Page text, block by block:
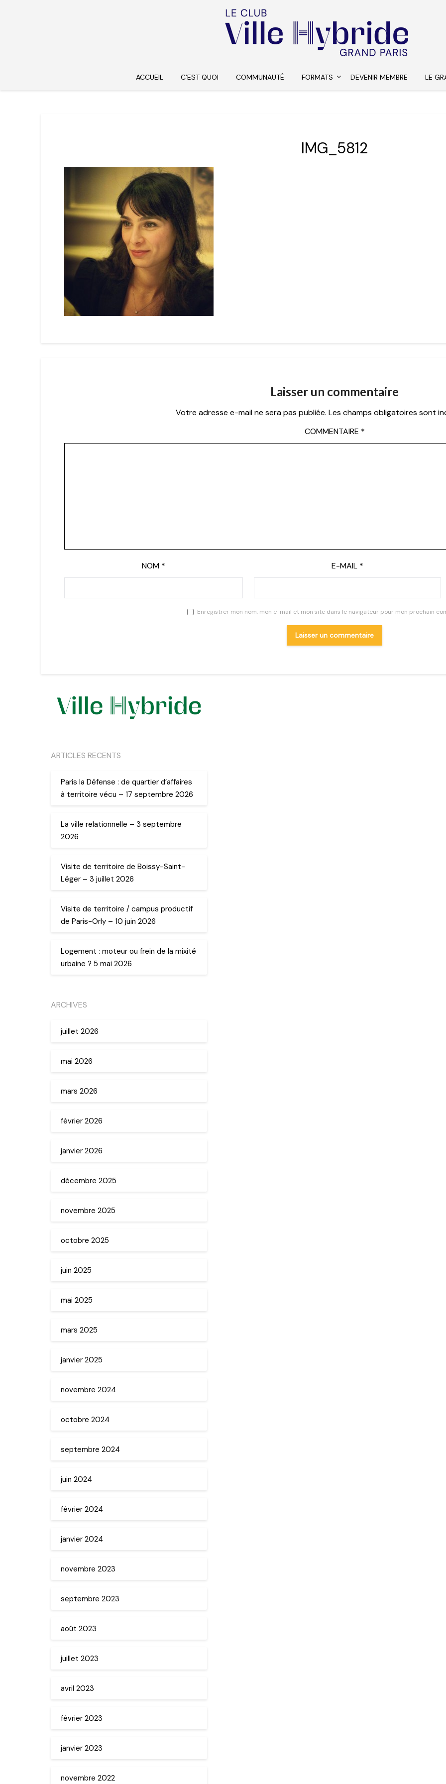
ACCUEIL C’EST QUOI COMMUNAUTÉ FORMATS DEVENIR MEMBRE LE
IMG_5812
Laisser un commentaire
Votre adresse e-mail ne sera pas publiée. Les champs obligatoires sont
COMMENTAIRE *
NOM * E-MAIL *
Enregistrer mon nom, mon e-mail et mon site dans le navigateur pour mon prochain
ARTICLES RECENTS
Paris la Défense : de quartier d’affaires
à territoire vécu – 17 septembre 2026
La ville relationnelle – 3 septembre
2026
Visite de territoire de Boissy-Saint-
Léger – 3 juillet 2026
Visite de territoire / campus productif
de Paris-Orly – 10 juin 2026
Logement : moteur ou frein de la mixité
urbaine ? 5 mai 2026
ARCHIVES
juillet 2026
mai 2026
mars 2026
février 2026
janvier 2026
décembre 2025
novembre 2025
octobre 2025
juin 2025
mai 2025
mars 2025
janvier 2025
novembre 2024
octobre 2024
septembre 2024
juin 2024
février 2024
janvier 2024
novembre 2023
septembre 2023
août 2023
juillet 2023
avril 2023
février 2023
janvier 2023
novembre 2022